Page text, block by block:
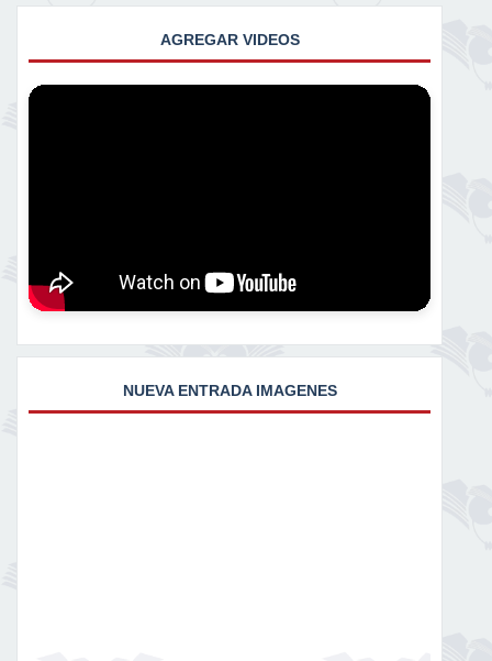
AGREGAR VIDEOS
NUEVA ENTRADA IMAGENES